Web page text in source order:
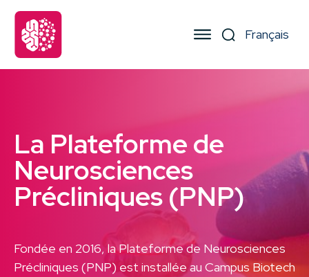
La Plateforme de
Neurosciences
Précliniques (PNP)
Fondée en 2016, la Plateforme de Neurosciences
Précliniques (PNP) est installée au Campus Biotech